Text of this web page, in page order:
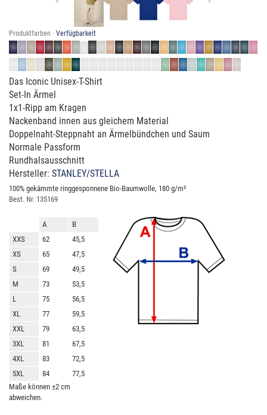
Produktfarben · Verfügbarkeit
Das Iconic Unisex-T-Shirt
Set-In Ärmel
1x1-Ripp am Kragen
Nackenband innen aus gleichem Material
Doppelnaht-Steppnaht an Ärmelbündchen und Saum
Normale Passform
Rundhalsausschnitt
Hersteller: STANLEY/STELLA
100% gekämmte ringgesponnene Bio-Baumwolle, 180 g/m²
Best. Nr. 135169
A
B
XXS
62
45,5
XS
65
47,5
S
69
49,5
M
73
53,5
L
75
56,5
XL
77
59,5
XXL
79
63,5
3XL
81
67,5
4XL
83
72,5
5XL
84
77,5
Maße können ±2 cm
abweichen.